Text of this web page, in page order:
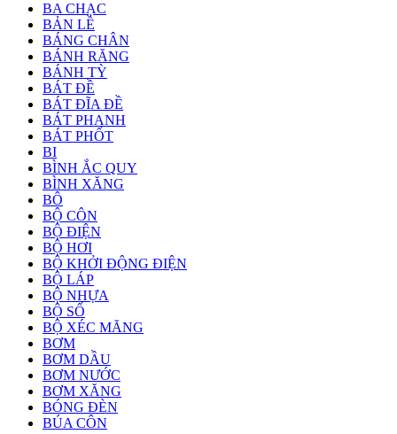
BA CHẠC
BẢN LỀ
BÁNG CHÂN
BÁNH RĂNG
BÁNH TỲ
BÁT ĐỀ
BÁT ĐĨA ĐỀ
BÁT PHANH
BÁT PHỐT
BI
BÌNH ẮC QUY
BÌNH XĂNG
BÔ
BỘ CÔN
BỘ ĐIỆN
BỘ HƠI
BỘ KHỞI ĐỘNG ĐIỆN
BỘ LÁP
BỘ NHỰA
BỘ SỐ
BỘ XÉC MĂNG
BƠM
BƠM DẦU
BƠM NƯỚC
BƠM XĂNG
BÓNG ĐÈN
BÚA CÔN